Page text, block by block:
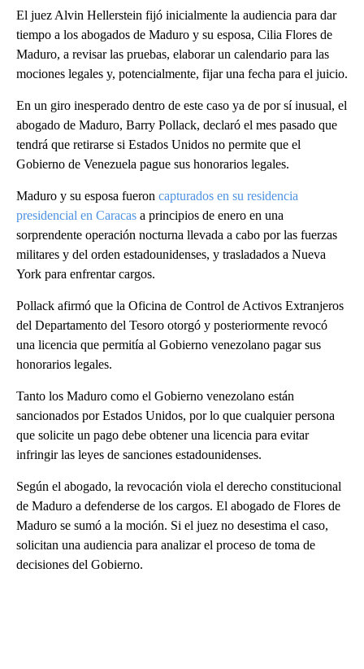
El juez Alvin Hellerstein fijó inicialmente la audiencia para dar
tiempo a los abogados de Maduro y su esposa, Cilia Flores de
Maduro, a revisar las pruebas, elaborar un calendario para las
mociones legales y, potencialmente, fijar una fecha para el juicio.
En un giro inesperado dentro de este caso ya de por sí inusual, el
abogado de Maduro, Barry Pollack, declaró el mes pasado que
tendrá que retirarse si Estados Unidos no permite que el
Gobierno de Venezuela pague sus honorarios legales.
Maduro y su esposa fueron capturados en su residencia
presidencial en Caracas a principios de enero en una
sorprendente operación nocturna llevada a cabo por las fuerzas
militares y del orden estadounidenses, y trasladados a Nueva
York para enfrentar cargos.
Pollack afirmó que la Oficina de Control de Activos Extranjeros
del Departamento del Tesoro otorgó y posteriormente revocó
una licencia que permitía al Gobierno venezolano pagar sus
honorarios legales.
Tanto los Maduro como el Gobierno venezolano están
sancionados por Estados Unidos, por lo que cualquier persona
que solicite un pago debe obtener una licencia para evitar
infringir las leyes de sanciones estadounidenses.
Según el abogado, la revocación viola el derecho constitucional
de Maduro a defenderse de los cargos. El abogado de Flores de
Maduro se sumó a la moción. Si el juez no desestima el caso,
solicitan una audiencia para analizar el proceso de toma de
decisiones del Gobierno.